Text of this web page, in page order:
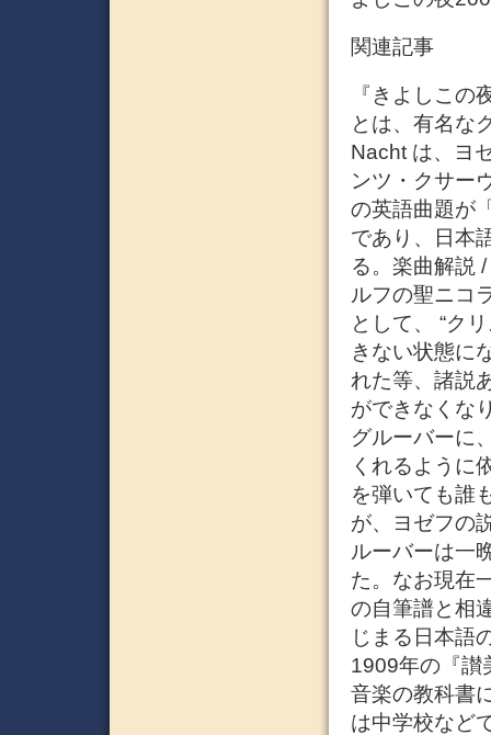
関連記事
『きよしこ
とは、有名な
Nacht は、ヨ
ンツ・クサー
の英語曲題が
であり、日本
る。楽曲解説
ルフの聖ニコ
として、 “ク
きない状態に
れた等、諸説
ができなくな
グルーバーに
くれるように
を弾いても誰
が、ヨゼフの
ルーバーは一
た。なお現在
の自筆譜と相
じまる日本語
1909年の『讃
音楽の教科書
は中学校など